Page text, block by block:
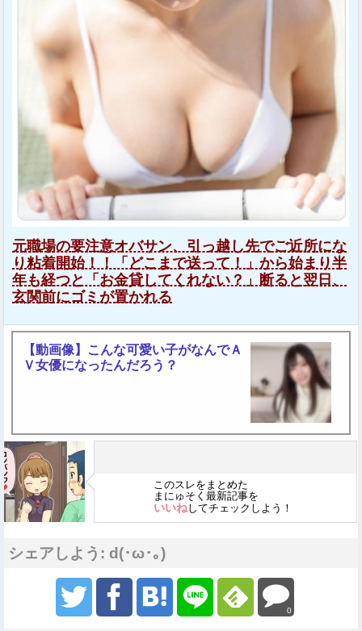
元職場の要注意オバサン、引っ越し先でご近所にな
り粘着開始！！「どこまで送って！」から始まり半
年も経つと「お金貸してくれない？」断ると翌日、
玄関前にゴミが置かれる
【動画像】こんな可愛い子がなんでＡ
Ｖ女優になったんだろう？
このスレをまとめた
まにゅそく最新記事を
いいねしてチェックしよう！
シェアしよう: d(･ω･｡)
0